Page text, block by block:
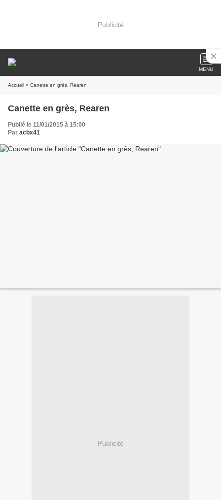
Publicité
MENU
Accueil » Canette en grès, Rearen
Canette en grès, Rearen
Publié le 11/01/2015 à 15:00
Par acbx41
Publicité